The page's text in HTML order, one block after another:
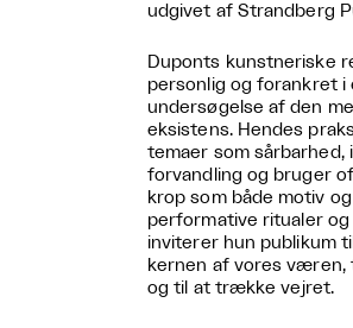
udgivet af Strandberg
Duponts kunstneriske
personlig og forankret i
undersøgelse af den
eksistens. Hendes
temaer som sårbarhed,
forvandling og bruger
krop som både motiv
performative ritualer
inviterer hun publikum
kernen af vores væren,
og til at trække vejret.